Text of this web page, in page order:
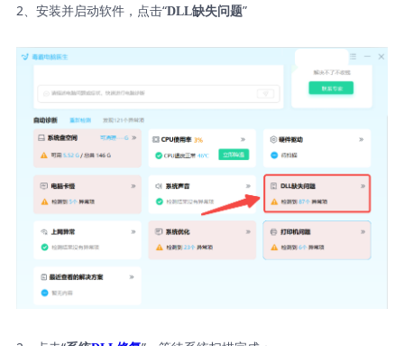
2、安装并启动软件，点击“DLL缺失问题”